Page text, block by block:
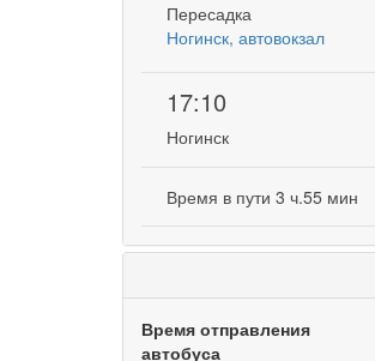
Пересадка
Ногинск, автовокзал
17:10
Ногинск
Время в пути 3 ч.55 мин
Время отправления
автобуса